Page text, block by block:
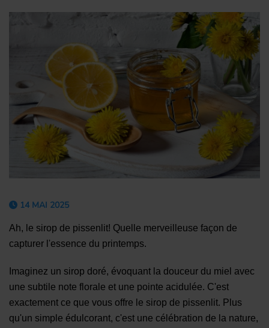
14 MAI 2025
Ah, le sirop de pissenlit! Quelle merveilleuse façon de
capturer l'essence du printemps.
Imaginez un sirop doré, évoquant la douceur du miel avec
une subtile note florale et une pointe acidulée. C'est
exactement ce que vous offre le sirop de pissenlit. Plus
qu'un simple édulcorant, c'est une célébration de la nature,